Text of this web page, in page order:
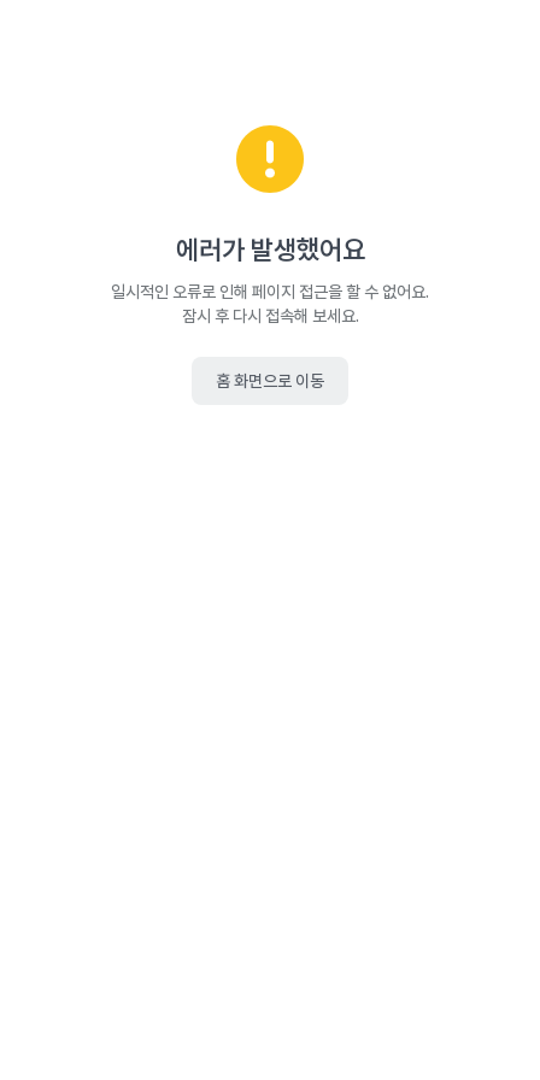
에러가 발생했어요
일시적인 오류로 인해 페이지 접근을 할 수 없어요.
잠시 후 다시 접속해 보세요.
홈 화면으로 이동